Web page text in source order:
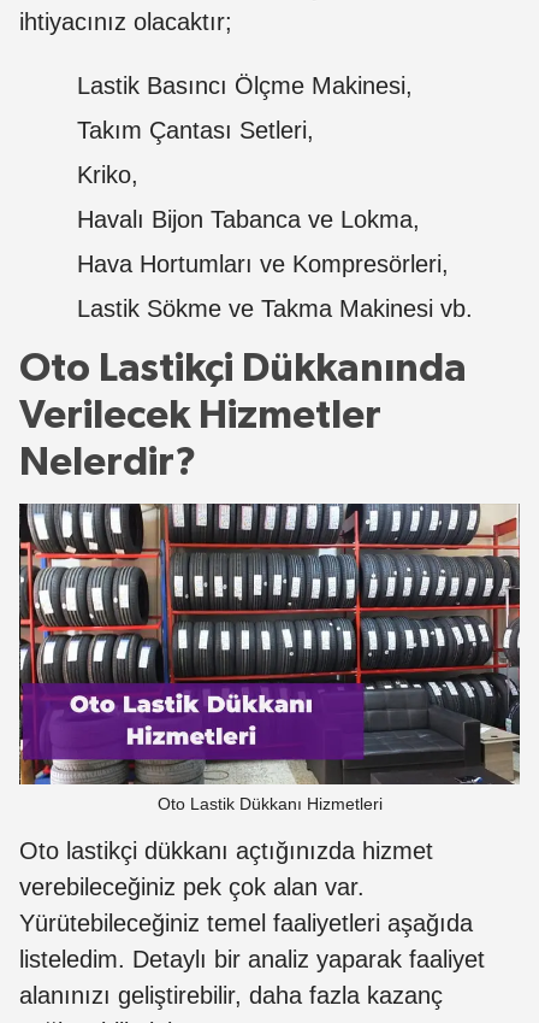
ihtiyacınız olacaktır;
Lastik Basıncı Ölçme Makinesi,
Takım Çantası Setleri,
Kriko,
Havalı Bijon Tabanca ve Lokma,
Hava Hortumları ve Kompresörleri,
Lastik Sökme ve Takma Makinesi vb.
Oto Lastikçi Dükkanında
Verilecek Hizmetler
Nelerdir?
Oto Lastik Dükkanı Hizmetleri
Oto lastikçi dükkanı açtığınızda hizmet
verebileceğiniz pek çok alan var.
Yürütebileceğiniz temel faaliyetleri aşağıda
listeledim. Detaylı bir analiz yaparak faaliyet
alanınızı geliştirebilir, daha fazla kazanç